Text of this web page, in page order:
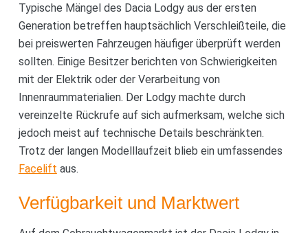
Typische Mängel des Dacia Lodgy aus der ersten
Generation betreffen hauptsächlich Verschleißteile, die
bei preiswerten Fahrzeugen häufiger überprüft werden
sollten. Einige Besitzer berichten von Schwierigkeiten
mit der Elektrik oder der Verarbeitung von
Innenraummaterialien. Der Lodgy machte durch
vereinzelte Rückrufe auf sich aufmerksam, welche sich
jedoch meist auf technische Details beschränkten.
Trotz der langen Modelllaufzeit blieb ein umfassendes
Facelift aus.
Verfügbarkeit und Marktwert